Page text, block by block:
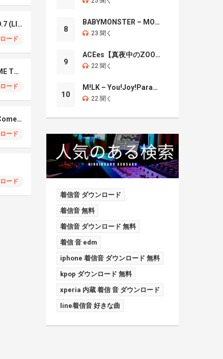
Mrs. Green Apple – NO.7 (LIVE)
ード
Naniwa Danshi – GIMME THE DAY
ード
Elmiene, Fujii Kaze – Comets Gold
ード
ード
8
BABYMONSTER – MOON
23 聞く
9
ACEes【真夜中のZOO】
22 聞く
10
M!LK – You!Joy!Parade!
22 聞く
着信音 ダウンロード
着信音 無料
着信音 ダウンロード 無料
着信 音 edm
iphone 着信音 ダウンロード 無料
kpop ダウンロード 無料
xperia 内蔵 着信 音 ダウンロード
line着信音 好きな曲